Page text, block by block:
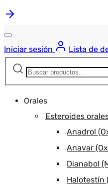
Iniciar sesión
Lista de
Buscar:
Orales
Esteroides
Anadrol
Anavar
Dianabol
Halotestín